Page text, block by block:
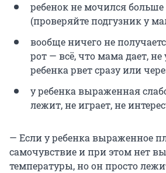
ребенок не мочился больше
(проверяйте подгузник у
вообще ничего не
рот — всё, что мама дает, не
ребенка рвет сразу или
у ребенка выраженная
лежит, не играет, не
— Если у ребенка выраженное
самочувствие и при этом нет
температуры, но он просто